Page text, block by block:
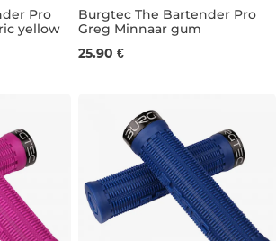
Pro
yellow
31,5 mm
Burgtec The Bartender Pro
Greg Minnaar gum
25.90 €